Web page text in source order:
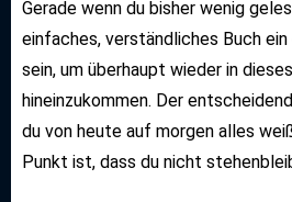
Gerade wenn du bisher wenig
einfaches, verständliches Buch
sein, um überhaupt wieder in
hineinzukommen. Der
du von heute auf morgen alles
Punkt ist, dass du nicht